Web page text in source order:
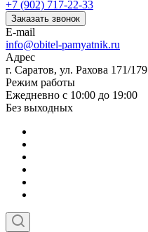
+7 (902) 717-22-33
Заказать звонок
E-mail
info@obitel-pamyatnik.ru
Адрес
г. Саратов, ул. Рахова 171/179
Режим работы
Ежедневно с 10:00 до 19:00
Без выходных